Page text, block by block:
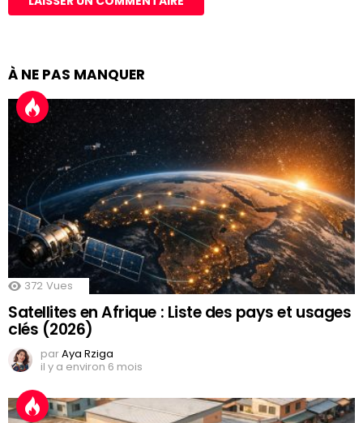
À NE PAS MANQUER
372 Vues
Satellites en Afrique : Liste des pays et usages
clés (2026)
parAya Rziga
il y a environ 6 mois